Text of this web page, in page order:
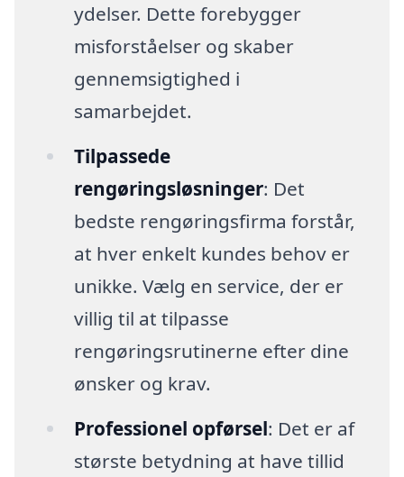
ydelser. Dette forebygger
misforståelser og skaber
gennemsigtighed i
samarbejdet.
Tilpassede
rengøringsløsninger: Det
bedste rengøringsfirma forstår,
at hver enkelt kundes behov er
unikke. Vælg en service, der er
villig til at tilpasse
rengøringsrutinerne efter dine
ønsker og krav.
Professionel opførsel: Det er af
største betydning at have tillid